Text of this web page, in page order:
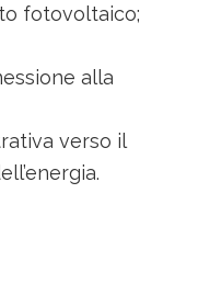
fotovoltaico;
alla
verso il